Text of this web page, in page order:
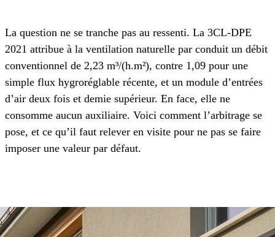
La question ne se tranche pas au ressenti. La 3CL-DPE
2021 attribue à la ventilation naturelle par conduit un débit
conventionnel de 2,23 m³/(h.m²), contre 1,09 pour une
simple flux hygroréglable récente, et un module d’entrées
d’air deux fois et demie supérieur. En face, elle ne
consomme aucun auxiliaire. Voici comment l’arbitrage se
pose, et ce qu’il faut relever en visite pour ne pas se faire
imposer une valeur par défaut.